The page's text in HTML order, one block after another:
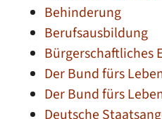
Behinderung
Berufsausbildung
Bürgerschaftliches
Der Bund fürs
Der Bund fürs